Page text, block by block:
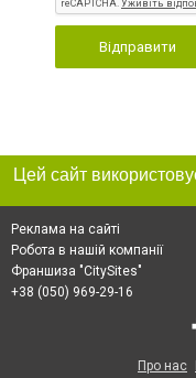
Відправити
Реклама на сайті
Робота в нашій компанії
Франшиза "CitySites"
+38 (050) 969-29-16
Про нас